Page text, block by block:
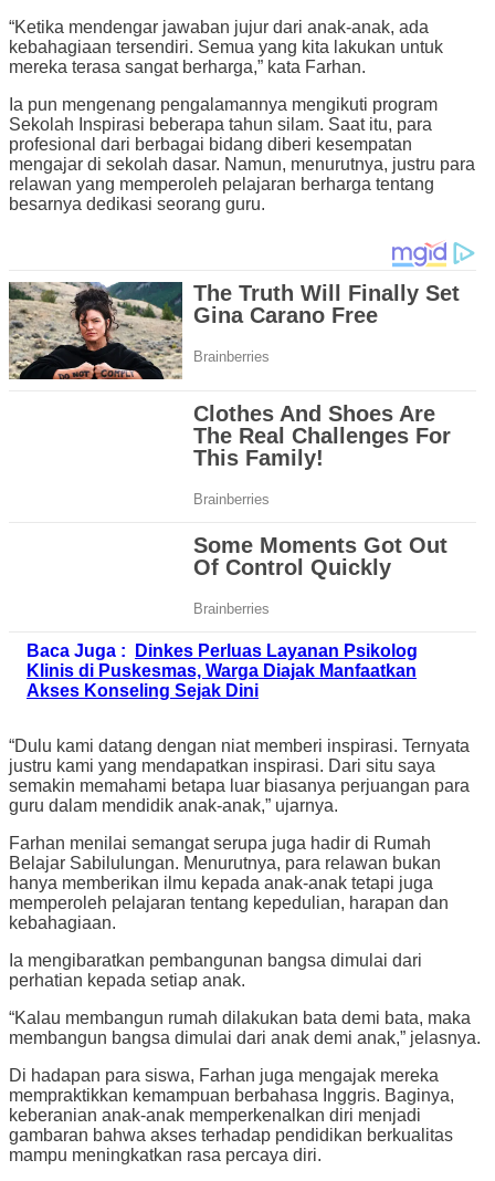
“Ketika mendengar jawaban jujur dari anak-anak, ada
kebahagiaan tersendiri. Semua yang kita lakukan untuk
mereka terasa sangat berharga,” kata Farhan.
Ia pun mengenang pengalamannya mengikuti program
Sekolah Inspirasi beberapa tahun silam. Saat itu, para
profesional dari berbagai bidang diberi kesempatan
mengajar di sekolah dasar. Namun, menurutnya, justru para
relawan yang memperoleh pelajaran berharga tentang
besarnya dedikasi seorang guru.
Baca Juga :
Dinkes Perluas Layanan Psikolog
Klinis di Puskesmas, Warga Diajak Manfaatkan
Akses Konseling Sejak Dini
“Dulu kami datang dengan niat memberi inspirasi. Ternyata
justru kami yang mendapatkan inspirasi. Dari situ saya
semakin memahami betapa luar biasanya perjuangan para
guru dalam mendidik anak-anak,” ujarnya.
Farhan menilai semangat serupa juga hadir di Rumah
Belajar Sabilulungan. Menurutnya, para relawan bukan
hanya memberikan ilmu kepada anak-anak tetapi juga
memperoleh pelajaran tentang kepedulian, harapan dan
kebahagiaan.
Ia mengibaratkan pembangunan bangsa dimulai dari
perhatian kepada setiap anak.
“Kalau membangun rumah dilakukan bata demi bata, maka
membangun bangsa dimulai dari anak demi anak,” jelasnya.
Di hadapan para siswa, Farhan juga mengajak mereka
mempraktikkan kemampuan berbahasa Inggris. Baginya,
keberanian anak-anak memperkenalkan diri menjadi
gambaran bahwa akses terhadap pendidikan berkualitas
mampu meningkatkan rasa percaya diri.